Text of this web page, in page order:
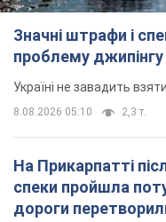
Значні штрафи і
проблему
Україні не завадить
8.08.2026 05:10 2,3 т.
На Прикарпатті
спеки пройшла
дороги